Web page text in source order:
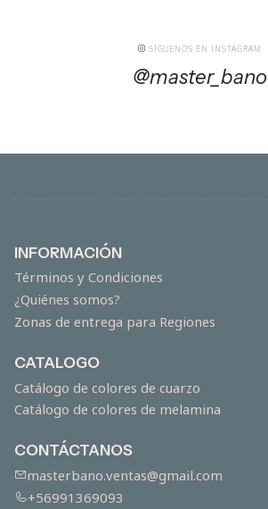
SÍGUENOS EN INSTAGRAM
@master_bano
INFORMACIÓN
Términos y Condiciones
¿Quiénes somos?
Zonas de entrega para Regiones
CATALOGO
Catálogo de colores de cuarzo
Catálogo de colores de melamina
CONTÁCTANOS
masterbano.ventas@gmail.com
+56991369093